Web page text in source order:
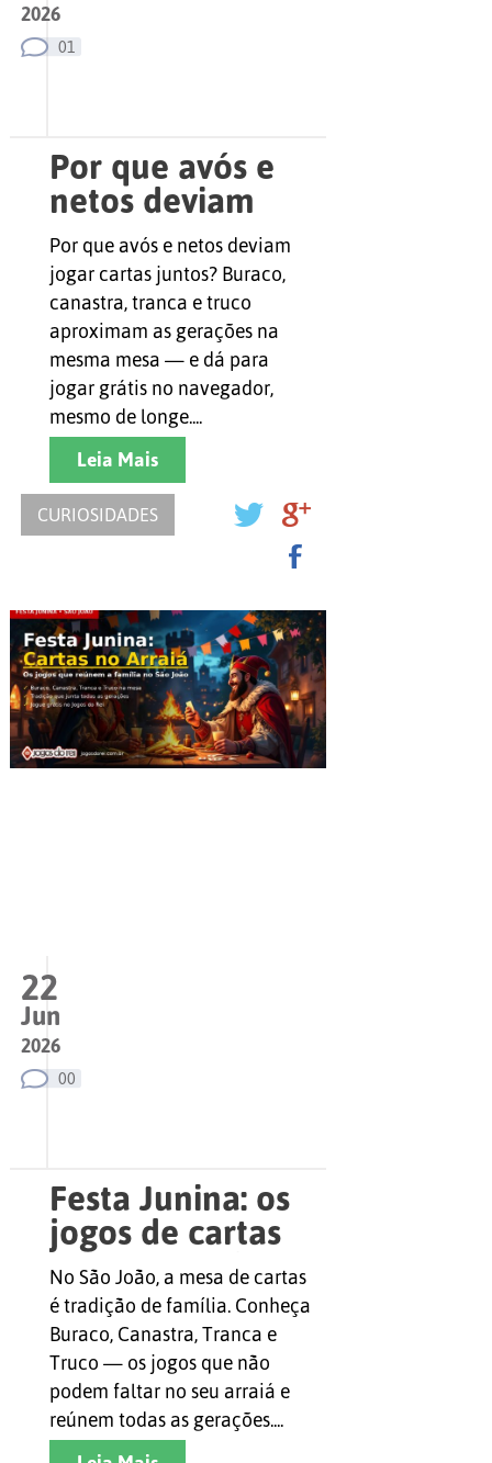
2026
01
Por que avós e
netos deviam
jogar cartas
juntos
Por que avós e netos deviam
jogar cartas juntos? Buraco,
canastra, tranca e truco
aproximam as gerações na
mesma mesa — e dá para
jogar grátis no navegador,
mesmo de longe....
Leia Mais
CURIOSIDADES
22
Jun
2026
00
Festa Junina: os
jogos de cartas
que não podem
faltar no São
João
No São João, a mesa de cartas
é tradição de família. Conheça
Buraco, Canastra, Tranca e
Truco — os jogos que não
podem faltar no seu arraiá e
reúnem todas as gerações....